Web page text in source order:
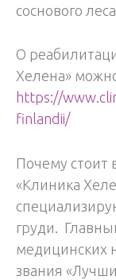
соснового леса.
О
Хелена»
https://
finlandii/
Почему стоит
«Клиника
груди.
медицинских
звания